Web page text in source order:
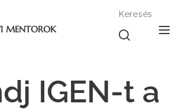
MENTOROK
Keresés
IGEN-t a